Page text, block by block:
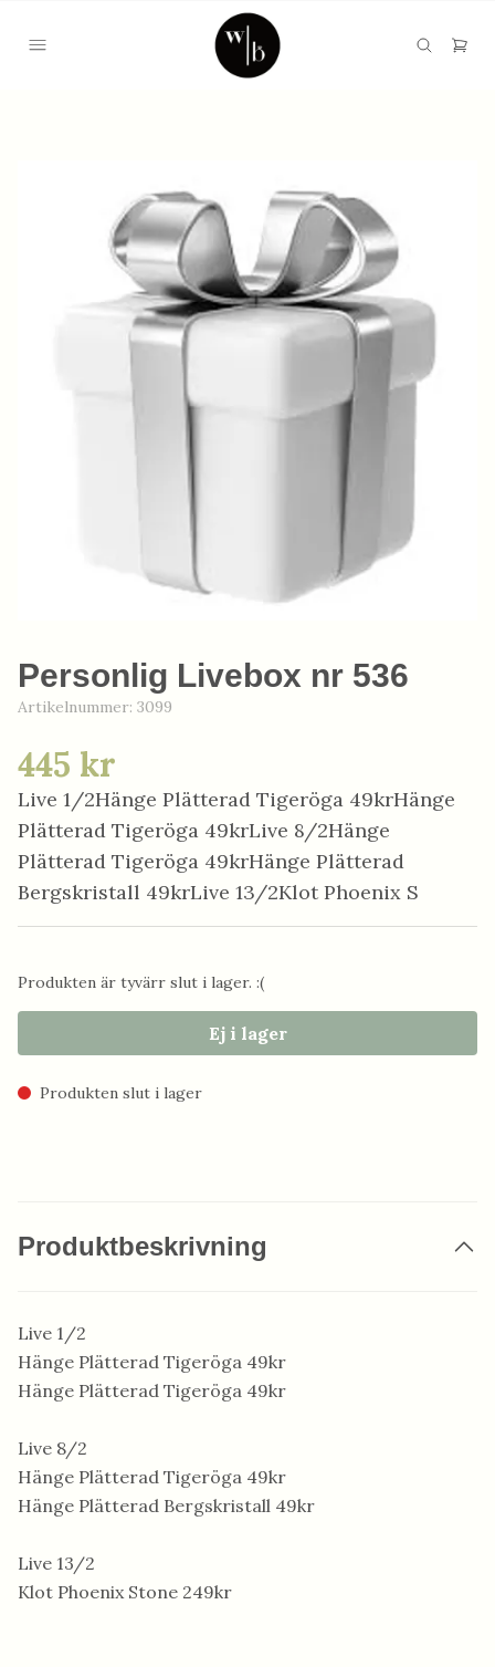
Personlig Livebox nr 536
Artikelnummer: 3099
445 kr
Live 1/2Hänge Plätterad Tigeröga 49krHänge
Plätterad Tigeröga 49krLive 8/2Hänge
Plätterad Tigeröga 49krHänge Plätterad
Bergskristall 49krLive 13/2Klot Phoenix S
Produkten är tyvärr slut i lager. :(
Ej i lager
Produkten slut i lager
Produktbeskrivning
Live 1/2
Hänge Plätterad Tigeröga 49kr
Hänge Plätterad Tigeröga 49kr
Live 8/2
Hänge Plätterad Tigeröga 49kr
Hänge Plätterad Bergskristall 49kr
Live 13/2
Klot Phoenix Stone 249kr